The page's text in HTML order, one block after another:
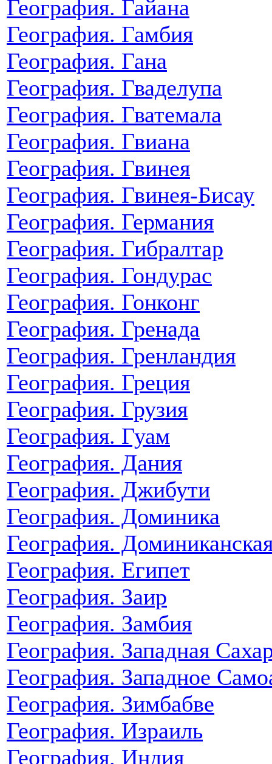
География. Гайана
География. Гамбия
География. Гана
География. Гваделупа
География. Гватемала
География. Гвиана
География. Гвинея
География. Гвинея-Бисау
География. Германия
География. Гибралтар
География. Гондурас
География. Гонконг
География. Гренада
География. Гренландия
География. Греция
География. Грузия
География. Гуам
География. Дания
География. Джибути
География. Доминика
География.
География. Египет
География. Заир
География. Замбия
География. Западная
География. Западное
География. Зимбабве
География. Израиль
География. Индия